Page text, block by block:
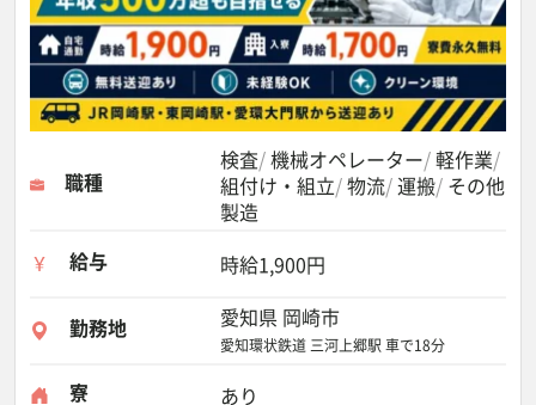
職種
検査 機械オペレーター 軽作業
組付け・組立 物流 運搬 その他
製造
給与
時給1,900円
勤務地 愛知県 岡崎市
愛知環状鉄道 三河上郷駅 車で18分
寮 あり